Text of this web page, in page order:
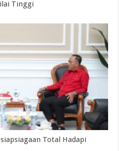
Tinggi
Total Hadapi